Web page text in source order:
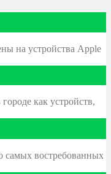
на устройства Apple
как устройств,
самых востребованных